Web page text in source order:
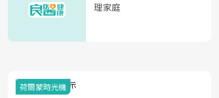
理家庭
荷爾蒙時光機